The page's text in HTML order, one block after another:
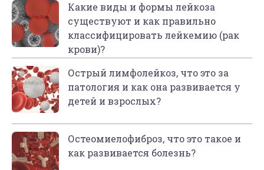
Какие виды и формы лейкоза
существуют и как правильно
классифицировать лейкемию (рак
крови)?
Острый лимфолейкоз, что это за
патология и как она развивается у
детей и взрослых?
Остеомиелофиброз, что это такое и
как развивается болезнь?